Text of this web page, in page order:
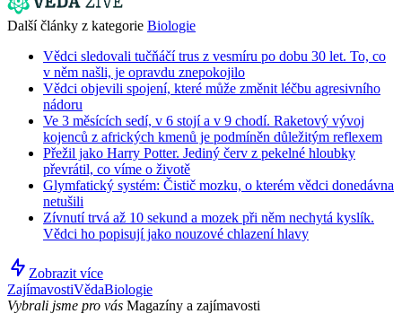
Další články z kategorie Biologie
Vědci sledovali tučňáčí trus z vesmíru po dobu 30 let. To, co
v něm našli, je opravdu znepokojilo
Vědci objevili spojení, které může změnit léčbu agresivního
nádoru
Ve 3 měsících sedí, v 6 stojí a v 9 chodí. Raketový vývoj
kojenců z afrických kmenů je podmíněn důležitým reflexem
Přežil jako Harry Potter. Jediný červ z pekelné hloubky
převrátil, co víme o životě
Glymfatický systém: Čistič mozku, o kterém vědci donedávna
netušili
Zívnutí trvá až 10 sekund a mozek při něm nechytá kyslík.
Vědci ho popisují jako nouzové chlazení hlavy
Zobrazit více
ZajímavostiVědaBiologie
Vybrali jsme pro vás Magazíny a zajímavosti